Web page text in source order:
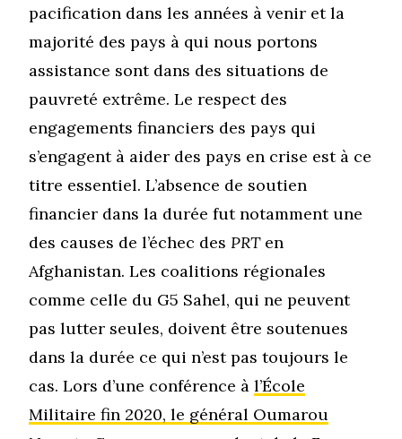
pacification dans les années à venir et la
majorité des pays à qui nous portons
assistance sont dans des situations de
pauvreté extrême. Le respect des
engagements financiers des pays qui
s’engagent à aider des pays en crise est à ce
titre essentiel. L’absence de soutien
financier dans la durée fut notamment une
des causes de l’échec des PRTen
Afghanistan. Les coalitions régionales
comme celle du G5 Sahel, qui ne peuvent
pas lutter seules, doivent être soutenues
dans la durée ce qui n’est pas toujours le
cas. Lors d’une conférence àl’École
Militaire fin 2020, le général Oumarou